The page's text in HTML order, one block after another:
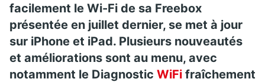
facilement le Wi-Fi de sa Freebox
présentée en juillet dernier, se met à jour
sur iPhone et iPad. Plusieurs nouveautés
et améliorations sont au menu, avec
notamment le Diagnostic WiFi fraîchement